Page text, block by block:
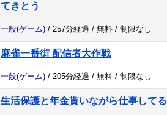
てきとう
一般(ゲーム) / 257分経過 / 無料 / 制限なし
麻雀一番街 配信者大作戦
一般(ゲーム) / 205分経過 / 無料 / 制限なし
生活保護と年金貰いながら仕事して